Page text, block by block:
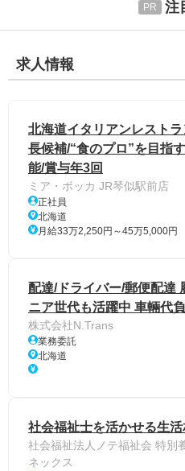
注
求人情報
北海道イタリアンレスト
長候補/“食のプロ”を目指
能/賞与年3回
ミア・ボッカ JR琴似駅前店
正社員
北海道
月給33万2,250円～45万5,000円
配達/ドライバー/郵便配達
ニア世代も活躍中 車輛代
株式会社N.Trans
業務委託
北海道
社会福祉士を活かせる生活
社会福祉法人ノテ福祉会 特別
ネックス